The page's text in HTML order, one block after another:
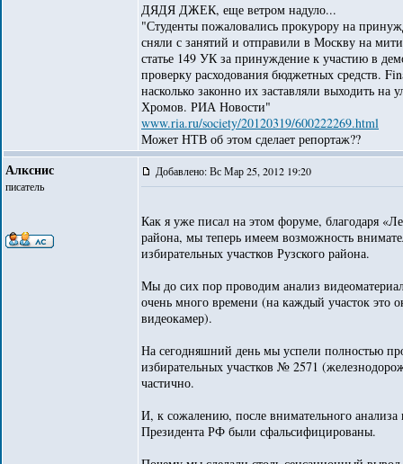
ДЯДЯ ДЖЕК, еще ветром надуло...
"Студенты пожаловались прокурору на
сняли с занятий и отправили в Москву на
статье 149 УК за принуждение к участию в
проверку расходования бюджетных средств.
насколько законно их заставляли выходить
Хромов. РИА Новости"
www.ria.ru/society/20120319/600222269.html
Может НТВ об этом сделает репортаж??
Алкснис
писатель
Добавлено: Вс Мар 25, 2012 19:20
Как я уже писал на этом форуме, благодаря
района, мы теперь имеем возможность
избирательных участков Рузского района.
Мы до сих пор проводим анализ
очень много времени (на каждый участок это
видеокамер).
На сегодняшний день мы успели полностью
избирательных участков № 2571
частично.
И, к сожалению, после внимательного анализа
Президента РФ были сфальсифицированы.